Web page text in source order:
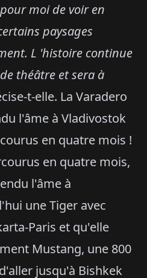
moi de voir en
paysages
L 'histoire continue
théâtre et sera à
t-elle. La Varadero
l'âme à Vladivostok
en quatre mois !
en quatre mois,
l'âme à
une Tiger avec
Paris et qu'elle
Mustang, une 800
jusqu'à Bishkek